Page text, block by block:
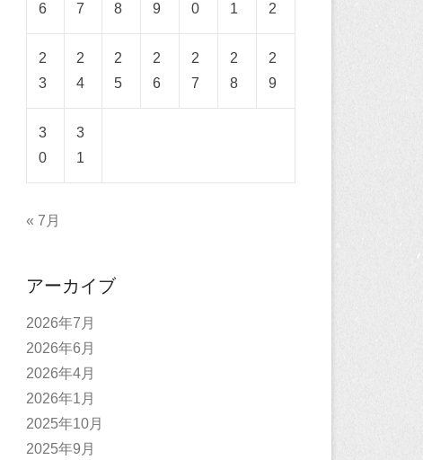
6
7
8
9
0
1
2
2
3
2
4
2
5
2
6
2
7
2
8
2
9
3
0
3
1
« 7月
アーカイブ
2026年7月
2026年6月
2026年4月
2026年1月
2025年10月
2025年9月